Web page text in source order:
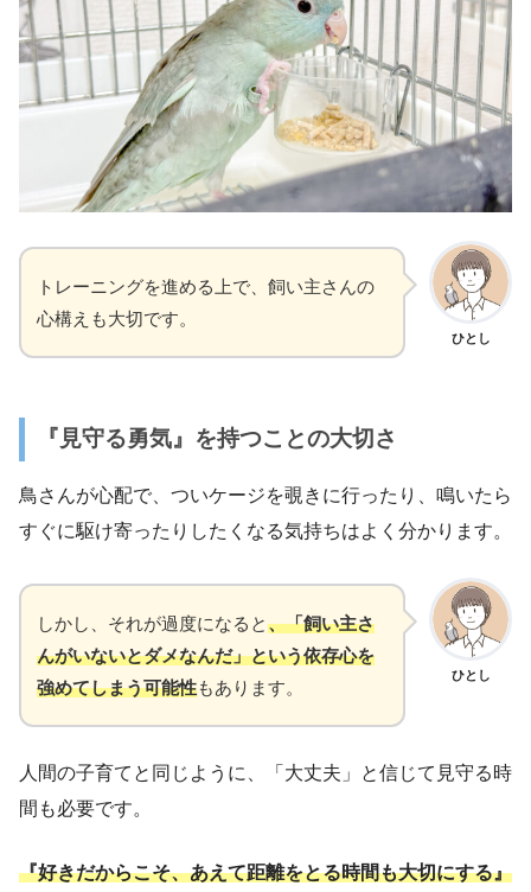
ひとし
トレーニングを進める上で、飼い主さんの
心構えも大切です。
『見守る勇気』を持つことの大切さ
鳥さんが心配で、ついケージを覗きに行ったり、鳴いたら
すぐに駆け寄ったりしたくなる気持ちはよく分かります。
ひとし
しかし、それが過度になると、「飼い主さ
んがいないとダメなんだ」という依存心を
強めてしまう可能性もあります。
人間の子育てと同じように、「大丈夫」と信じて見守る時
間も必要です。
『好きだからこそ、あえて距離をとる時間も大切にする』